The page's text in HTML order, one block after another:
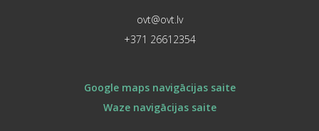
ovt@ovt.lv
+371 26612354
Google maps navigācijas saite
Waze navigācijas saite